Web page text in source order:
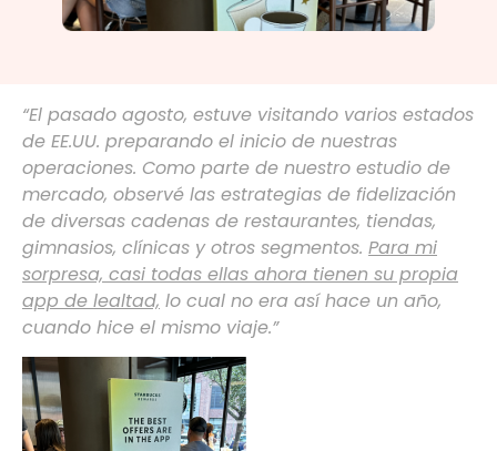
“El pasado agosto, estuve visitando varios estados
de EE.UU. preparando el inicio de nuestras
operaciones. Como parte de nuestro estudio de
mercado, observé las estrategias de fidelización
de diversas cadenas de restaurantes, tiendas,
gimnasios, clínicas y otros segmentos. Para mi
sorpresa, casi todas ellas ahora tienen su propia
app de lealtad, lo cual no era así hace un año,
cuando hice el mismo viaje.”